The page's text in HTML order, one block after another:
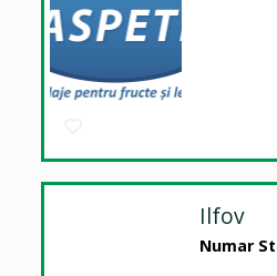
Ilfov
Numar